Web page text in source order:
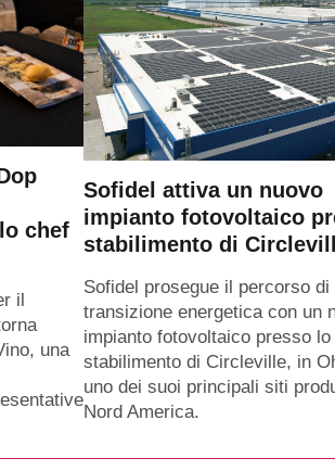
chef
il
una
Sofidel attiva un nuovo
impianto fotovoltaico
stabilimento di
Sofidel prosegue il percorso di
transizione energetica con un
impianto fotovoltaico presso lo
stabilimento di Circleville, in
uno dei suoi principali siti
Nord America.